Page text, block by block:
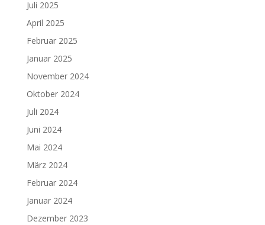
Juli 2025
April 2025
Februar 2025
Januar 2025
November 2024
Oktober 2024
Juli 2024
Juni 2024
Mai 2024
März 2024
Februar 2024
Januar 2024
Dezember 2023